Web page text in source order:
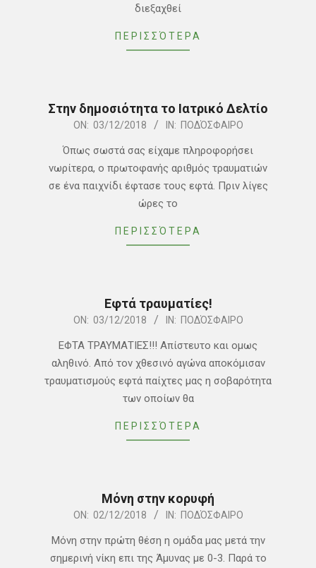
διεξαχθεί
ΠΕΡΙΣΣΌΤΕΡΑ
Στην δημοσιότητα το Ιατρικό Δελτίο
ON: 03/12/2018 IN: ΠΟΔΌΣΦΑΙΡΟ
Όπως σωστά σας είχαμε πληροφορήσει
νωρίτερα, ο πρωτοφανής αριθμός τραυματιών
σε ένα παιχνίδι έφτασε τους εφτά. Πριν λίγες
ώρες το
ΠΕΡΙΣΣΌΤΕΡΑ
Εφτά τραυματίες!
ON: 03/12/2018 IN: ΠΟΔΌΣΦΑΙΡΟ
ΕΦΤΑ ΤΡΑΥΜΑΤΙΕΣ!!! Απίστευτο και ομως
αληθινό. Από τον χθεσινό αγώνα αποκόμισαν
τραυματισμούς εφτά παίχτες μας η σοβαρότητα
των οποίων θα
ΠΕΡΙΣΣΌΤΕΡΑ
Μόνη στην κορυφή
ON: 02/12/2018 IN: ΠΟΔΌΣΦΑΙΡΟ
Mόνη στην πρώτη θέση η ομάδα μας μετά την
σημερινή νίκη επι της Άμυνας με 0-3. Παρά το